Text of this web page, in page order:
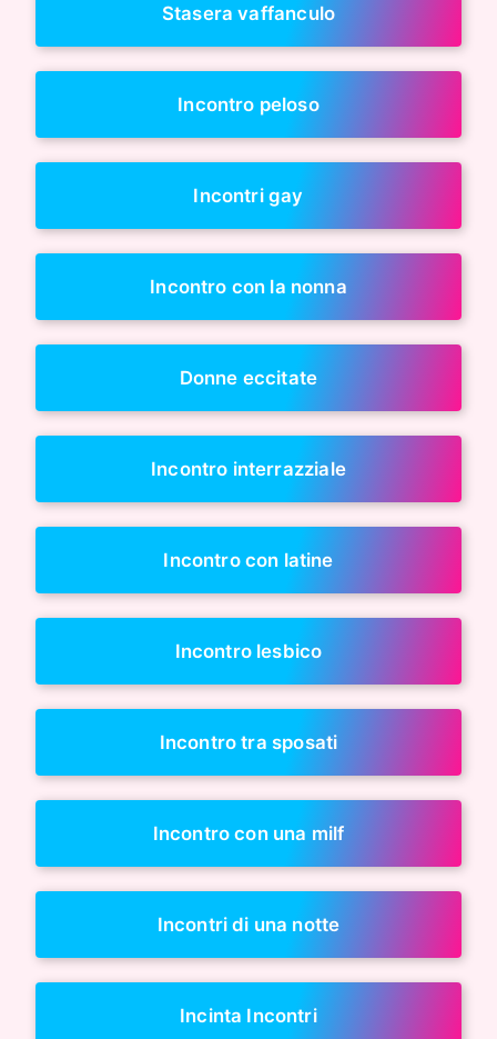
Stasera vaffanculo
Incontro peloso
Incontri gay
Incontro con la nonna
Donne eccitate
Incontro interrazziale
Incontro con latine
Incontro lesbico
Incontro tra sposati
Incontro con una milf
Incontri di una notte
Incinta Incontri